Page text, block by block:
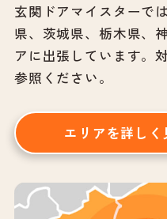
玄関ドアマイスターで
県、茨城県、栃木県、
アに出張しています。
参照ください。
エリアを詳しく